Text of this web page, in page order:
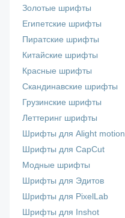
Золотые шрифты
Египетские шрифты
Пиратские шрифты
Китайские шрифты
Красные шрифты
Скандинавские шрифты
Грузинские шрифты
Леттеринг шрифты
Шрифты для Alight motion
Шрифты для CapCut
Модные шрифты
Шрифты для Эдитов
Шрифты для PixelLab
Шрифты для Inshot